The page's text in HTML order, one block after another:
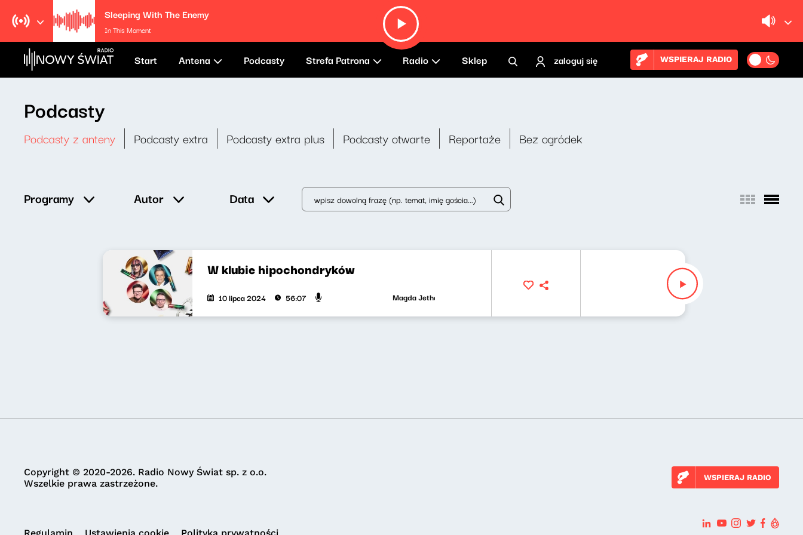
Sleeping With The Enemy
In This Moment
Start Antena Podcasty Strefa Patrona Radio Sklep zaloguj się WSPIERAJ RADIO
Podcasty
Podcasty z anteny Podcasty extra Podcasty extra plus Podcasty otwarte Reportaże Bez ogródek
Programy Autor Data
W klubie hipochondryków
10 lipca 2024 56:07 Magda Jethon, Zbigniew Zamachowski, Wojciech Malajkat, Piotr Polk
Copyright © 2020-2026. Radio Nowy Świat sp. z o.o.
Wszelkie prawa zastrzeżone.
WSPIERAJ RADIO